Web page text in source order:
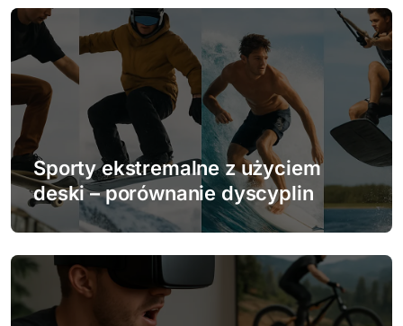
a
c
j
a
w
p
i
s
u
Sporty ekstremalne z użyciem
deski – porównanie dyscyplin